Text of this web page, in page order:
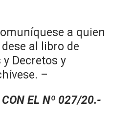
a quien
al libro de
y Decretos y
–
CON EL Nº 027/20.-